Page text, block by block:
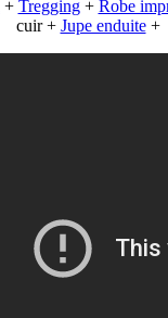
+ Tregging+ Robe
cuir + Jupe enduite+